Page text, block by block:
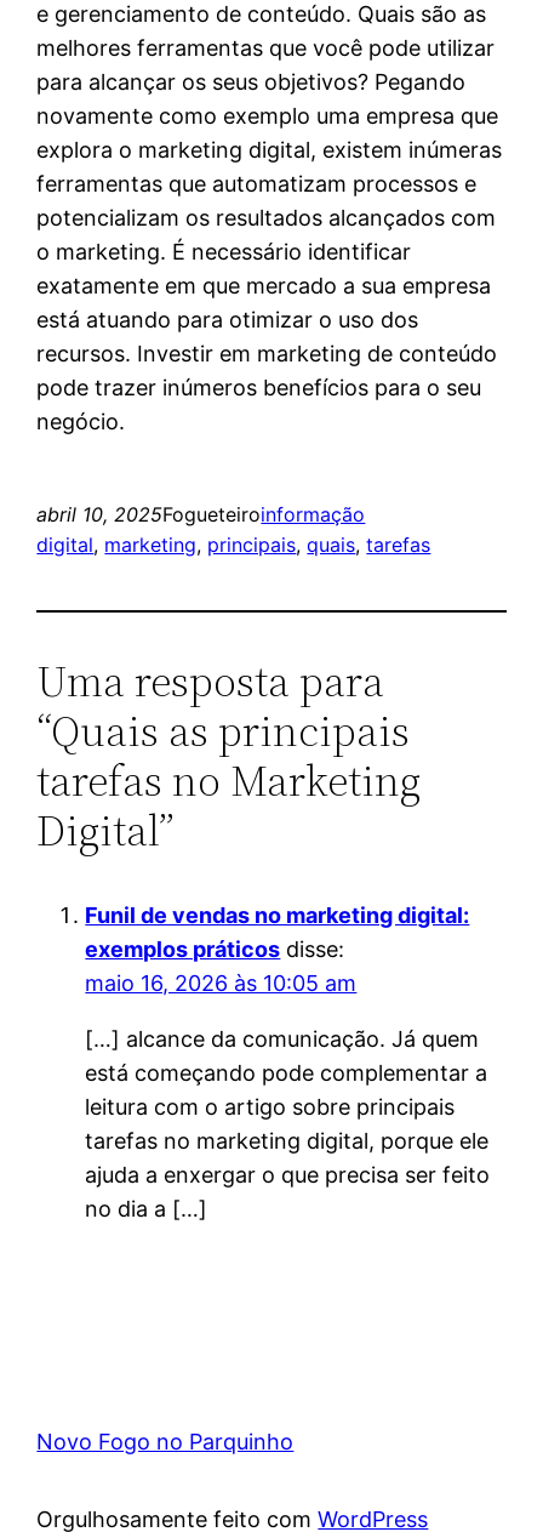
e gerenciamento de conteúdo. Quais são as
melhores ferramentas que você pode utilizar
para alcançar os seus objetivos? Pegando
novamente como exemplo uma empresa que
explora o marketing digital, existem inúmeras
ferramentas que automatizam processos e
potencializam os resultados alcançados com
o marketing. É necessário identificar
exatamente em que mercado a sua empresa
está atuando para otimizar o uso dos
recursos. Investir em marketing de conteúdo
pode trazer inúmeros benefícios para o seu
negócio.
abril 10, 2025Fogueteiroinformação
digital, marketing, principais, quais, tarefas
Uma resposta para
“Quais as principais
tarefas no Marketing
Digital”
Funil de vendas no marketing digital:
exemplos práticos disse:
maio 16, 2026 às 10:05 am
[…] alcance da comunicação. Já quem
está começando pode complementar a
leitura com o artigo sobre principais
tarefas no marketing digital, porque ele
ajuda a enxergar o que precisa ser feito
no dia a […]
Novo Fogo no Parquinho
Orgulhosamente feito comWordPress